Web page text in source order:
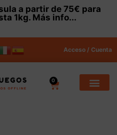
a partir de 75€ para
1kg. Más info...
Acceso / Cuenta
0